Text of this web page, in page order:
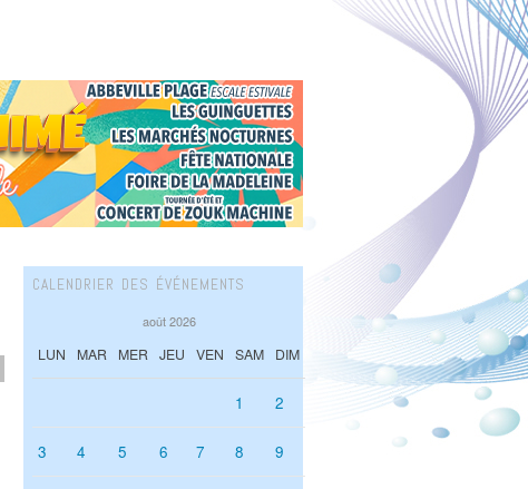
CALENDRIER DES ÉVÉNEMENTS
août 2026
LUN MAR MER JEU VEN SAM DIM
1 2
3 4 5 6 7 8 9